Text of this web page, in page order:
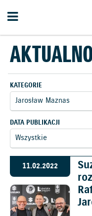
KATEGORIE
DATA PUBLIKACJI
11.02.2022